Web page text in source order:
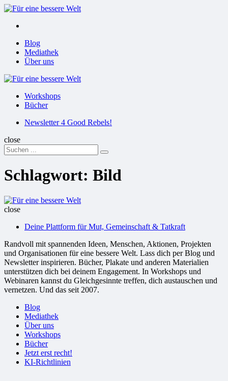
Menu
Menu
Blog
Mediathek
Über uns
Für
Workshops
Bücher
SuchenNewsletter 4 Good Rebels!
close
Search
for:
Suchen
Schlagwort: Bild
Für
Welt
close
Deine Plattform für Mut, Gemeinschaft & Tatkraft
Randvoll mit spannenden Ideen, Menschen, Aktionen, Projekten
und Organisationen für eine bessere Welt. Lass dich per Blog und
Newsletter inspirieren. Bücher, Plakate und anderen Materialien
unterstützen dich bei deinem Engagement. In Workshops und
Webinaren kannst du Gleichgesinnte treffen, dich austauschen und
vernetzen. Und das seit 2007.
Blog
Mediathek
Über uns
Workshops
Bücher
Jetzt erst recht!
KI-Richtlinien